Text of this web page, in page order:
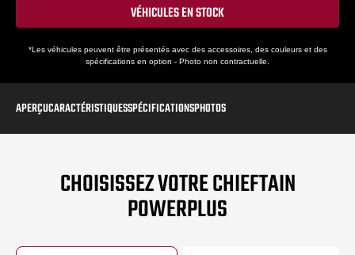
VÉHICULES EN STOCK
*Les véhicules peuvent être présentés avec des accessoires, des couleurs et des
spécifications en option - Photo non contractuelle.
APERÇUCARACTÉRISTIQUESSPÉCIFICATIONSPHOTOS
CHOISISSEZ VOTRE CHIEFTAIN
POWERPLUS